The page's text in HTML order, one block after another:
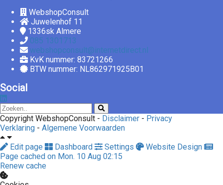
WebshopConsult
Juwelenhof 11
1336sk Almere
085 1301713
webshopconsult@internetdirect.nl
KvK nummer: 83721266
BTW nummer: NL862971925B01
Social
Copyright WebshopConsult - Disclaimer - Privacy
Verklaring - Algemene Voorwaarden
Edit page
Dashboard Settings
Website Design
Page cached on Mon. 10 Aug 02:15
Renew cache